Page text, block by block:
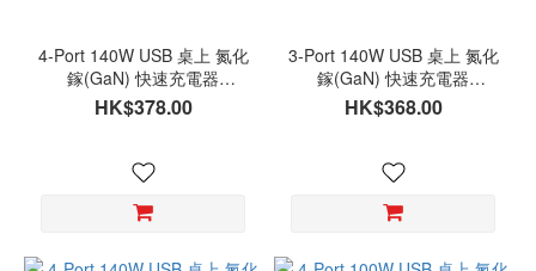
4-Port 140W USB 桌上 氮化
鎵(GaN) 快速充電器
UPC140PD2C2A, PD3.1 -
with USB-C & USB-A
HK$378.00
3-Port 140W USB 桌上 氮化
鎵(GaN) 快速充電器
UPC140PD3C , PD3.1 - with
USB-C & USB-A
HK$368.00